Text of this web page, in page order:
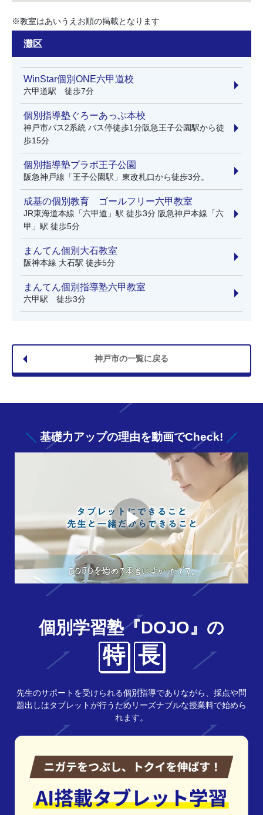
※教室はあいうえお順の掲載となります
灘区
WinStar個別ONE六甲道校
六甲道駅 徒歩7分
個別指導塾ぐろーあっぷ本校
神戸市バス2系統 バス停徒歩1分阪急王子公園駅から徒
歩15分
個別指導塾プラボ王子公園
阪急神戸線「王子公園駅」東改札口から徒歩3分。
成基の個別教育 ゴールフリー六甲教室
JR東海道本線「六甲道」駅 徒歩3分 阪急神戸本線「六
甲」駅 徒歩5分
まんてん個別大石教室
阪神本線 大石駅 徒歩5分
まんてん個別指導塾六甲教室
六甲駅 徒歩3分
神戸市の一覧に戻る
基礎力アップの理由を動画でCheck!
個別学習塾『DOJO』の
特 長
先生のサポートを受けられる個別指導でありながら、採点や問
題出しはタブレットが行うためリーズナブルな授業料で始めら
れます。